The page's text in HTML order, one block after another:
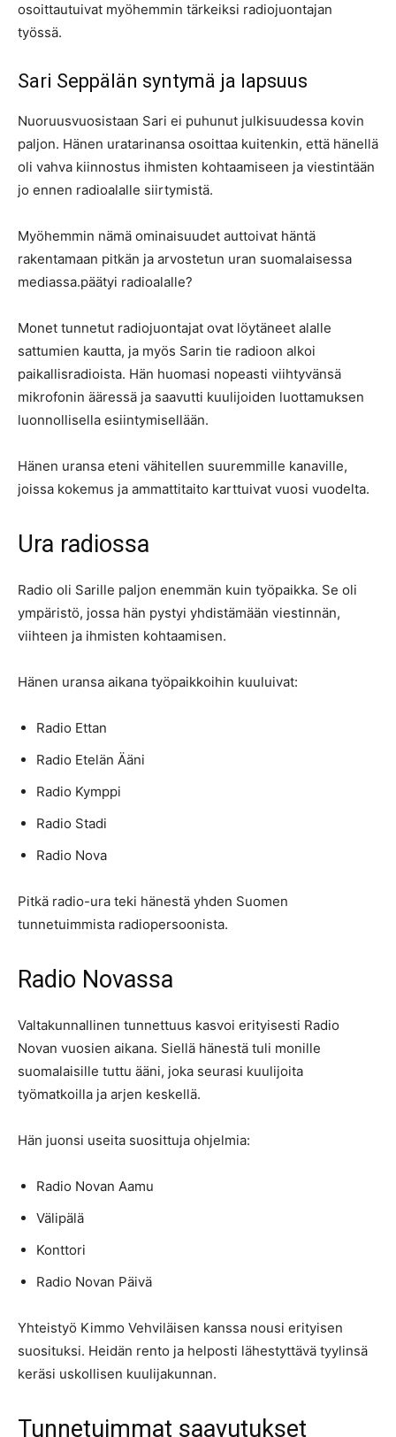
osoittautuivat myöhemmin tärkeiksi radiojuontajan
työssä.
Sari Seppälän syntymä ja lapsuus
Nuoruusvuosistaan Sari ei puhunut julkisuudessa kovin
paljon. Hänen uratarinansa osoittaa kuitenkin, että hänellä
oli vahva kiinnostus ihmisten kohtaamiseen ja viestintään
jo ennen radioalalle siirtymistä.
Myöhemmin nämä ominaisuudet auttoivat häntä
rakentamaan pitkän ja arvostetun uran suomalaisessa
mediassa.päätyi radioalalle?
Monet tunnetut radiojuontajat ovat löytäneet alalle
sattumien kautta, ja myös Sarin tie radioon alkoi
paikallisradioista. Hän huomasi nopeasti viihtyvänsä
mikrofonin ääressä ja saavutti kuulijoiden luottamuksen
luonnollisella esiintymisellään.
Hänen uransa eteni vähitellen suuremmille kanaville,
joissa kokemus ja ammattitaito karttuivat vuosi vuodelta.
Ura radiossa
Radio oli Sarille paljon enemmän kuin työpaikka. Se oli
ympäristö, jossa hän pystyi yhdistämään viestinnän,
viihteen ja ihmisten kohtaamisen.
Hänen uransa aikana työpaikkoihin kuuluivat:
Radio Ettan
Radio Etelän Ääni
Radio Kymppi
Radio Stadi
Radio Nova
Pitkä radio-ura teki hänestä yhden Suomen
tunnetuimmista radiopersoonista.
Radio Novassa
Valtakunnallinen tunnettuus kasvoi erityisesti Radio
Novan vuosien aikana. Siellä hänestä tuli monille
suomalaisille tuttu ääni, joka seurasi kuulijoita
työmatkoilla ja arjen keskellä.
Hän juonsi useita suosittuja ohjelmia:
Radio Novan Aamu
Välipälä
Konttori
Radio Novan Päivä
Yhteistyö Kimmo Vehviläisen kanssa nousi erityisen
suosituksi. Heidän rento ja helposti lähestyttävä tyylinsä
keräsi uskollisen kuulijakunnan.
Tunnetuimmat saavutukset